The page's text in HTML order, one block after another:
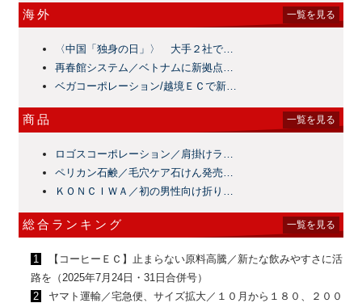
海外 一覧を見る
〈中国「独身の日」〉 大手２社で…
再春館システム／ベトナムに新拠点…
ベガコーポレーション/越境ＥＣで新…
商品 一覧を見る
ロゴスコーポレーション／肩掛けラ…
ペリカン石鹸／毛穴ケア石けん発売…
ＫＯＮＣＩＷＡ／初の男性向け折り…
総合ランキング 一覧を見る
1
【コーヒーＥＣ】止まらない原料高騰／新たな飲みやすさに活
路を（2025年7月24日・31日合併号）
2
ヤマト運輸／宅急便、サイズ拡大／１０月から１８０、２００